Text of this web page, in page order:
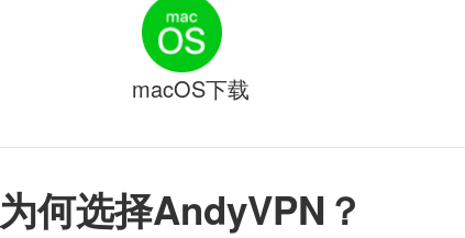
为何选择AndyVPN？
macOS下载